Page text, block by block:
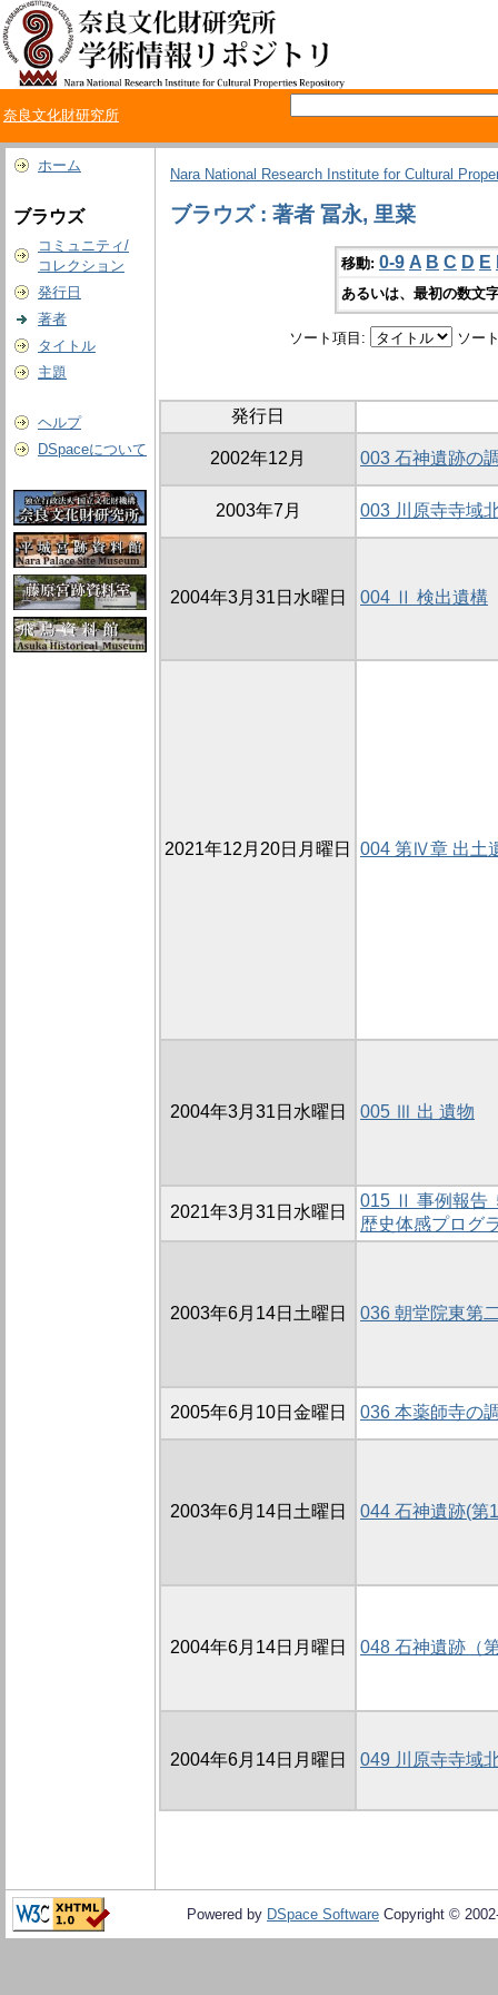
奈良文化財研究所
ホーム
ブラウズ
コミュニティ/
コレクション
発行日
著者
タイトル
主題
ヘルプ
DSpaceについて
Nara National Research Institute for Cultural
ブラウズ : 著者 冨永, 里菜
移動: 0-9 A B C D E
あるいは、最初の数文
ソート項目: ソー
発行日
2002年12月 003 石神遺跡の
2003年7月 003 川原寺寺域
2004年3月31日水曜日 004 Ⅱ 検出遺構
2021年12月20日月曜日 004 第Ⅳ章 出土
2004年3月31日水曜日 005 Ⅲ 出 遺物
2021年3月31日水曜日
015 Ⅱ 事例報告
歴史体感プログ
2003年6月14日土曜日 036 朝堂院東第
2005年6月10日金曜日 036 本薬師寺の
2003年6月14日土曜日 044 石神遺跡(第
2004年6月14日月曜日 048 石神遺跡（
2004年6月14日月曜日 049 川原寺寺域
Powered by DSpace Software Copyright ©